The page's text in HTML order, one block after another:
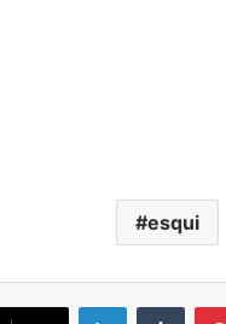
esqui
LinkedIn